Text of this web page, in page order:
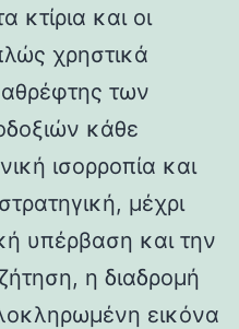
κτίρια και οι
χρηστικά
των
κάθε
ισορροπία και
μέχρι
υπέρβαση και την
η διαδρομή
εικόνα